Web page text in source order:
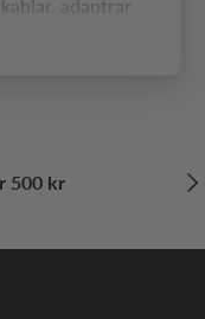
adaptrar
ansluta precis
att bläddra
och klicka
500 kr